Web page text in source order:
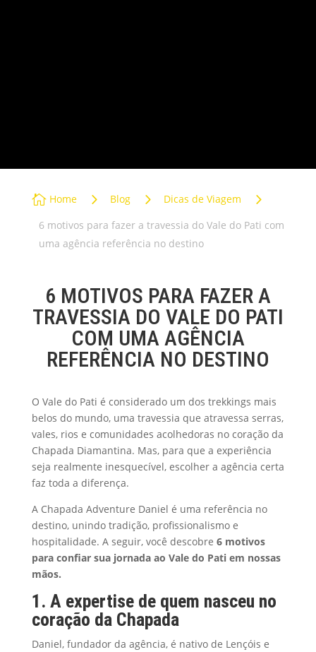
 Home 5 Blog 5 Dicas de Viagem 5
6 motivos para fazer a travessia do Vale do Pati com
uma agência referência no destino
6 MOTIVOS PARA FAZER A
TRAVESSIA DO VALE DO PATI
COM UMA AGÊNCIA
REFERÊNCIA NO DESTINO
O Vale do Pati é considerado um dos trekkings mais
belos do mundo, uma travessia que atravessa serras,
vales, rios e comunidades acolhedoras no coração da
Chapada Diamantina. Mas, para que a experiência
seja realmente inesquecível, escolher a agência certa
faz toda a diferença.
A Chapada Adventure Daniel é uma referência no
destino, unindo tradição, profissionalismo e
hospitalidade. A seguir, você descobre 6 motivos
para confiar sua jornada ao Vale do Pati em nossas
mãos.
1. A expertise de quem nasceu no
coração da Chapada
Daniel, fundador da agência, é nativo de Lençóis e